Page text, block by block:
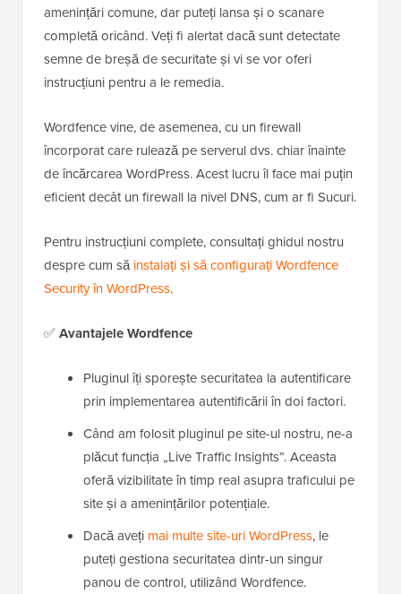
amenințări comune, dar puteți lansa și o scanare
completă oricând. Veți fi alertat dacă sunt detectate
semne de breșă de securitate și vi se vor oferi
instrucțiuni pentru a le remedia.
Wordfence vine, de asemenea, cu un firewall
încorporat care rulează pe serverul dvs. chiar înainte
de încărcarea WordPress. Acest lucru îl face mai puțin
eficient decât un firewall la nivel DNS, cum ar fi Sucuri.
Pentru instrucțiuni complete, consultați ghidul nostru
despre cum săinstalați și să configurați Wordfence
Security în WordPress.
✅Avantajele Wordfence
Pluginul îți sporește securitatea la autentificare
prin implementarea autentificării în doi factori.
Când am folosit pluginul pe site-ul nostru, ne-a
plăcut funcția „Live Traffic Insights”. Aceasta
oferă vizibilitate în timp real asupra traficului pe
site și a amenințărilor potențiale.
Dacă aveți mai multe site-uri WordPress, le
puteți gestiona securitatea dintr-un singur
panou de control, utilizând Wordfence.